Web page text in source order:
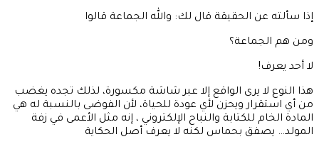
إذا سألته عن الحقيقة قال لك: والله الجماعة قالوا
ومن هم الجماعة؟
لا أحد يعرف!
هذا النوع لا يرى الواقع إلا عبر شاشة مكسورة، لذلك تجده يغضب
من أي استقرار ويحزن لأي عودة للحياة، لأن الفوضى بالنسبة له هي
المادة الخام للكتابة والنباح الإلكتروني ، إنه مثل الأعمى في زفة
المولد… يصفق بحماس لكنه لا يعرف أصل الحكاية